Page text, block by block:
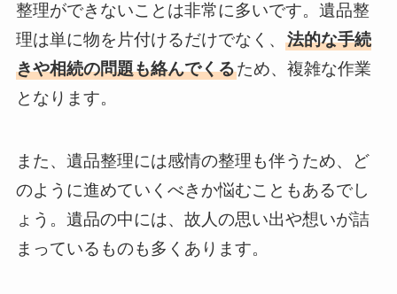
整理ができないことは非常に多いです。遺品整
理は単に物を片付けるだけでなく、 法的な手続
きや相続の問題も絡んでくるため、複雑な作業
となります。
また、遺品整理には感情の整理も伴うため、ど
のように進めていくべきか悩むこともあるでし
ょう。遺品の中には、故人の思い出や想いが詰
まっているものも多くあります。